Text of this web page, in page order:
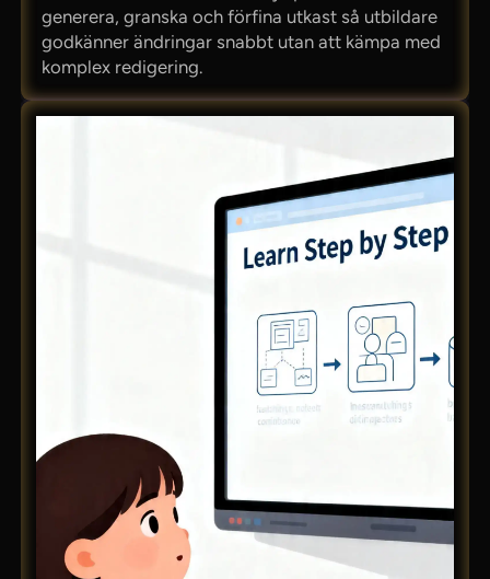
generera, granska och förfina utkast så utbildare
godkänner ändringar snabbt utan att kämpa med
komplex redigering.